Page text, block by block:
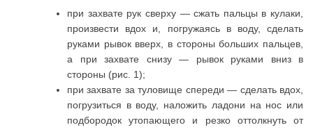
при захвате рук сверху — сжать пальцы в кулаки,
произвести вдох и, погружаясь в воду, сделать
руками рывок вверх, в стороны больших пальцев,
а при захвате снизу — рывок руками вниз в
стороны (рис. 1);
при захвате за туловище спереди — сделать вдох,
погрузиться в воду, наложить ладони на нос или
подбородок утопающего и резко оттолкнуть от